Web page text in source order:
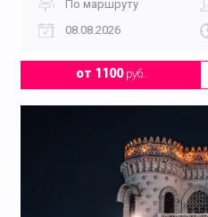
По маршруту
08.08.2026
от 1100руб.